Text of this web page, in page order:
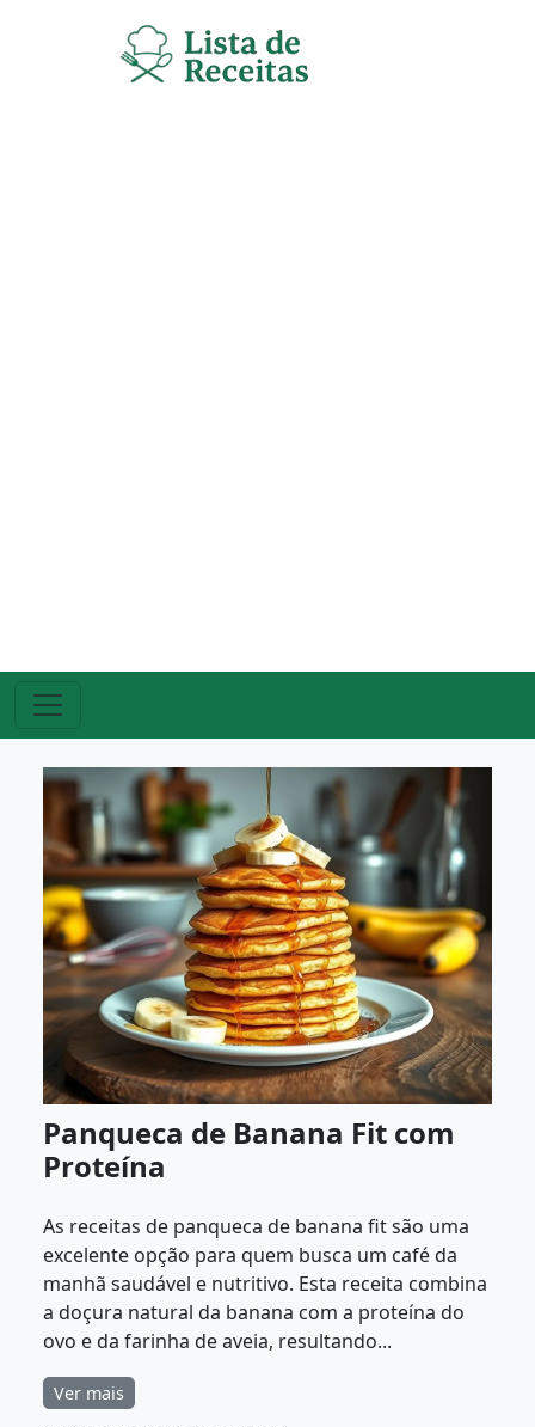
Panqueca de Banana Fit com
Proteína
As receitas de panqueca de banana fit são uma
excelente opção para quem busca um café da
manhã saudável e nutritivo. Esta receita combina
a doçura natural da banana com a proteína do
ovo e da farinha de aveia, resultando...
Ver mais